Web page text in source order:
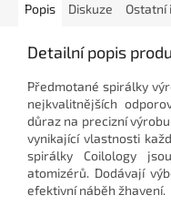
Popis Diskuze Ostatní
Detailní popis
Předmotané spirálky
nejkvalitnějších
důraz na precizní
vynikající vlastnosti
spirálky Coilology
atomizérů. Dodávají
efektivní náběh žhavení.